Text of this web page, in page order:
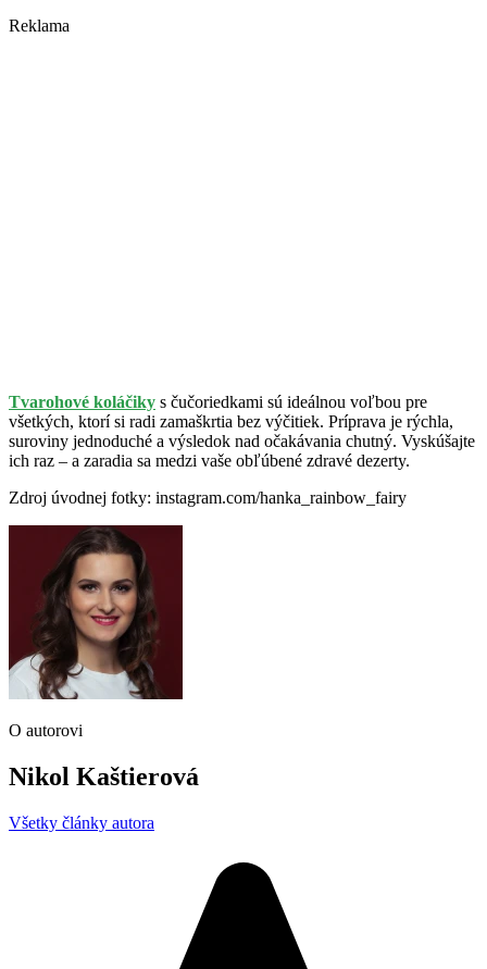
Reklama
Tvarohové koláčiky s čučoriedkami sú ideálnou voľbou pre
všetkých, ktorí si radi zamaškrtia bez výčitiek. Príprava je rýchla,
suroviny jednoduché a výsledok nad očakávania chutný. Vyskúšajte
ich raz – a zaradia sa medzi vaše obľúbené zdravé dezerty.
Zdroj úvodnej fotky: instagram.com/hanka_rainbow_fairy
O autorovi
Nikol Kaštierová
Všetky články autora